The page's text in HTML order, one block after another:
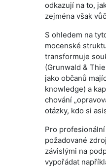
odkazují na to,
zejména však
S ohledem na
mocenské
transformuje
(Grunwald &
jako občanů
knowledge) a
chování
otázky, kdo si
Pro
požadované
závislými na
vypořádat